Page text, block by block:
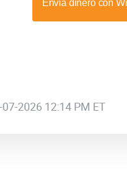
2026 12:14 PM ET